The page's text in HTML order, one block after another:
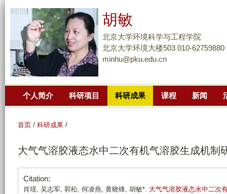
页
主
分
胡敏
北京大学环境科学与工程学院
北京大学环境大楼503 010-62759880
minhu@pku.edu.cn
个人简介 科研项目 科研成果 课程 新闻
首页 / 科研成果 /
大气气溶胶液态水中二次有机气溶胶生成机制
Citation:
肖瑶, 吴志军, 郭松, 何凌燕, 黄晓锋, 胡敏*. 大气气溶胶液态水中二次